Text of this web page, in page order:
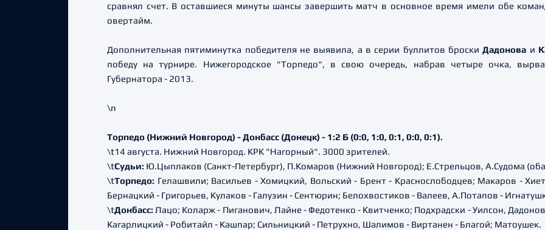
сравнял счет. В оставшиеся минуты шансы завершить матч в основное время имели обе
овертайм.
Дополнительная пятиминутка победителя не выявила, а в серии буллитов броскиДадонова и
победу на турнире. Нижегородское "Торпедо", в свою очередь, набрав четыре очка,
Губернатора - 2013.
\n
Торпедо (Нижний Новгород) - Донбасс (Донецк) - 1:2 Б (0:0, 1:0, 0:1, 0:0, 0:1).
\t14 августа. Нижний Новгород. КРК "Нагорный". 3000 зрителей.
\tСудьи: Ю.Цыплаков (Санкт-Петербург), П.Комаров (Нижний Новгород); Е.Стрельцов, А.Судома
\tТорпедо: Гелашвили; Васильев - Хомицкий, Вольский - Брент - Краснослободцев; Макаров -
Бернацкий - Григорьев, Кулаков - Галузин - Сентюрин; Белохвостиков - Валеев, А.Потапов -
\tДонбасс: Лацо; Коларж - Пиганович, Лайне - Федотенко - Квитченко; Подхрадски - Уилсон,
Кагарлицкий - Робитайл - Кашпар; Сильницкий - Петрухно, Шалимов - Виртанен - Благой; Матоушек.